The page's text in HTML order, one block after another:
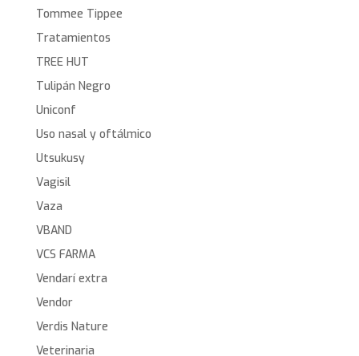
Tommee Tippee
Tratamientos
TREE HUT
Tulipán Negro
Uniconf
Uso nasal y oftálmico
Utsukusy
Vagisil
Vaza
VBAND
VCS FARMA
Vendarí extra
Vendor
Verdis Nature
Veterinaria